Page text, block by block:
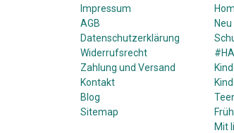
Impressum
AGB
Datenschutzerklärung
Widerrufsrecht
Zahlung und Versand
Kontakt
Blog
Sitemap
Neu
Mit